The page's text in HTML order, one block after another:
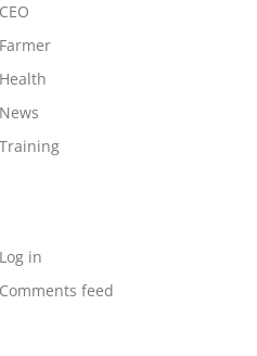
CEO
Farmer
Health
News
Training
Log in
Comments feed